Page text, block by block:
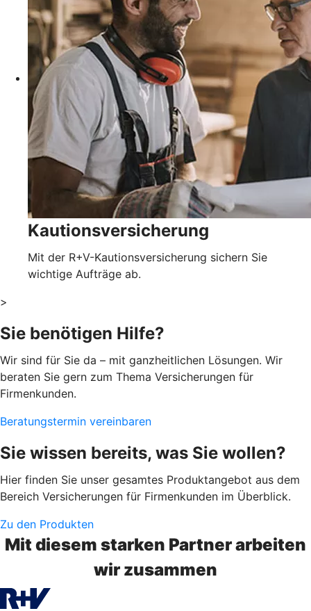
Kautionsversicherung
Mit der R+V-Kautionsversicherung sichern Sie
wichtige Aufträge ab.
>
Sie benötigen Hilfe?
Wir sind für Sie da – mit ganzheitlichen Lösungen. Wir
beraten Sie gern zum Thema Versicherungen für
Firmenkunden.
Beratungstermin vereinbaren
Sie wissen bereits, was Sie wollen?
Hier finden Sie unser gesamtes Produktangebot aus dem
Bereich Versicherungen für Firmenkunden im Überblick.
Zu den Produkten
Mit diesem starken Partner arbeiten
wir zusammen